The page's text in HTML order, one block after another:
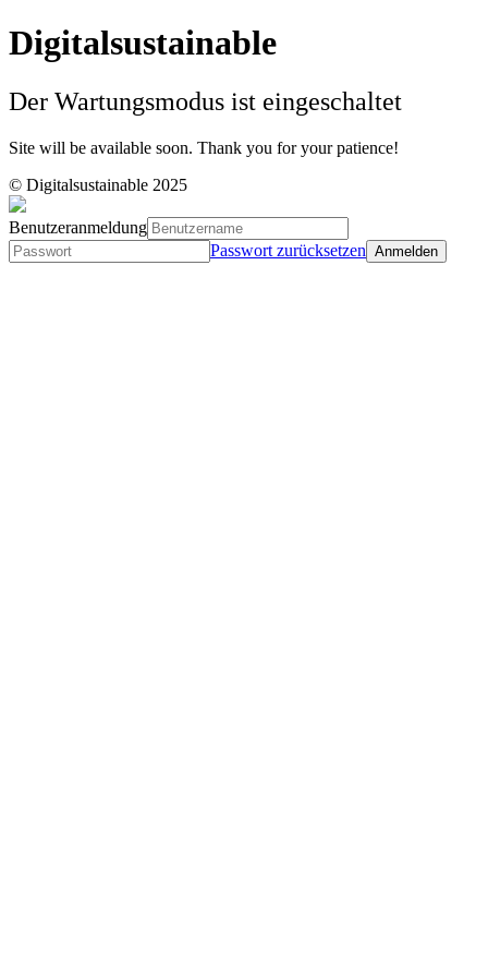
Digitalsustainable
Der Wartungsmodus ist eingeschaltet
Site will be available soon. Thank you for your patience!
© Digitalsustainable 2025
Benutzeranmeldung
Passwort zurücksetzen